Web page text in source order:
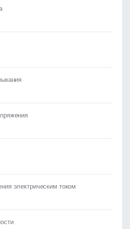
электрическим током